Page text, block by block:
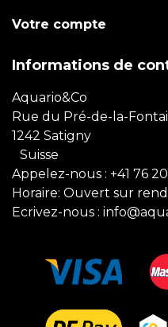
Votre compte
Informations de
Aquario&Co
Rue du Pré-de-la-
1242 Satigny
Suisse
Appelez-nous : +41 76
Horaire: Ouvert sur
Ecrivez-nous :